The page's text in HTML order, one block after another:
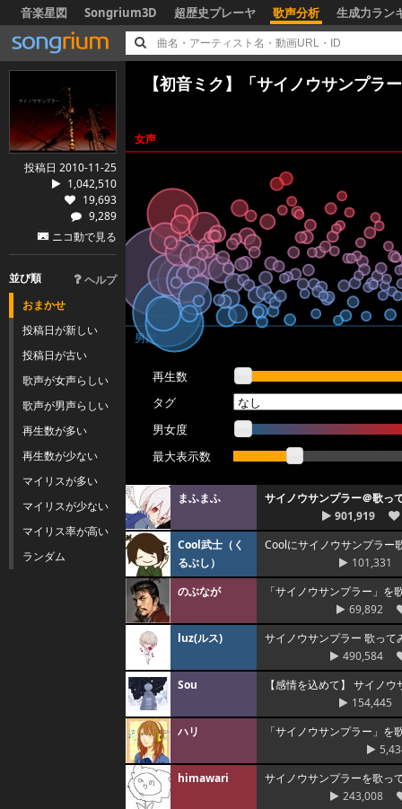
音楽星図 Songrium3D 超歴史プレーヤ 歌声分析 生成力ラン
投稿日 2010-11-25
1,042,510
19,693
9,289
ニコ動で見る
並び順
ヘルプ
おまかせ
投稿日が新しい
投稿日が古い
歌声が女声らしい
歌声が男声らしい
再生数が多い
再生数が少ない
マイリスが多い
マイリスが少ない
マイリス率が高い
ランダム
【初音ミク】「サイノウサンプラ
女声
男声
再生数
タグ
男女度
最大表示数
まふまふ
サイノウサンプラー＠歌っ
901,919
Cool武士（く
るぶし）
Coolにサイノウサンプラー
101,331
のぶなが
「サイノウサンプラー」を
69,892
luz(ルス)
サイノウサンプラー 歌って
490,584
Sou
【感情を込めて】 サイノ
154,445
ハリ
「サイノウサンプラー」を
himawari
サイノウサンプラーを歌
243,008